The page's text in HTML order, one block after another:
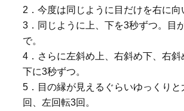
2．今度は同じように目だけを右に向
3．同じように上、下を3秒ずつ。目
で。
4．さらに左斜め上、右斜め下、右斜
下に3秒ずつ。
5．目の縁が見えるぐらいゆっくり
回、左回転3回。